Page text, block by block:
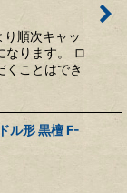
順次キャッ
なります。 ロ
くことはでき
ル形 黒檀 F-